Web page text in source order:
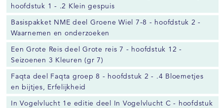
hoofdstuk 1 - .2 Klein gespuis
Basispakket NME deel Groene Wiel 7-8 - hoofdstuk 2 -
Waarnemen en onderzoeken
Een Grote Reis deel Grote reis 7 - hoofdstuk 12 -
Seizoenen 3 Kleuren (gr 7)
Faqta deel Faqta groep 8 - hoofdstuk 2 - .4 Bloemetjes
en bijtjes, Erfelijkheid
In Vogelvlucht 1e editie deel In Vogelvlucht C - hoofdstuk